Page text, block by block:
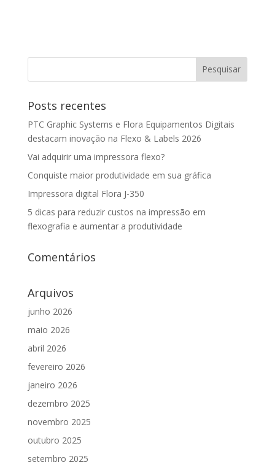
Posts recentes
PTC Graphic Systems e Flora Equipamentos Digitais
destacam inovação na Flexo & Labels 2026
Vai adquirir uma impressora flexo?
Conquiste maior produtividade em sua gráfica
Impressora digital Flora J-350
5 dicas para reduzir custos na impressão em
flexografia e aumentar a produtividade
Comentários
Arquivos
junho 2026
maio 2026
abril 2026
fevereiro 2026
janeiro 2026
dezembro 2025
novembro 2025
outubro 2025
setembro 2025